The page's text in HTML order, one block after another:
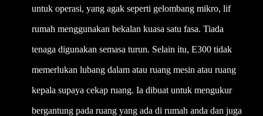
untuk operasi, yang agak seperti gelombang mikro, lif
rumah menggunakan bekalan kuasa satu fasa. Tiada
tenaga digunakan semasa turun. Selain itu, E300 tidak
memerlukan lubang dalam atau ruang mesin atau ruang
kepala supaya cekap ruang. Ia dibuat untuk mengukur
bergantung pada ruang yang ada di rumah anda dan juga